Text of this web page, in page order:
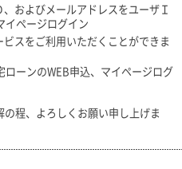
およびメールアドレスをユーザＩ
イページログイン
スをご利用いただくことができま
ーンのWEB申込、マイページログ
程、よろしくお願い申し上げま